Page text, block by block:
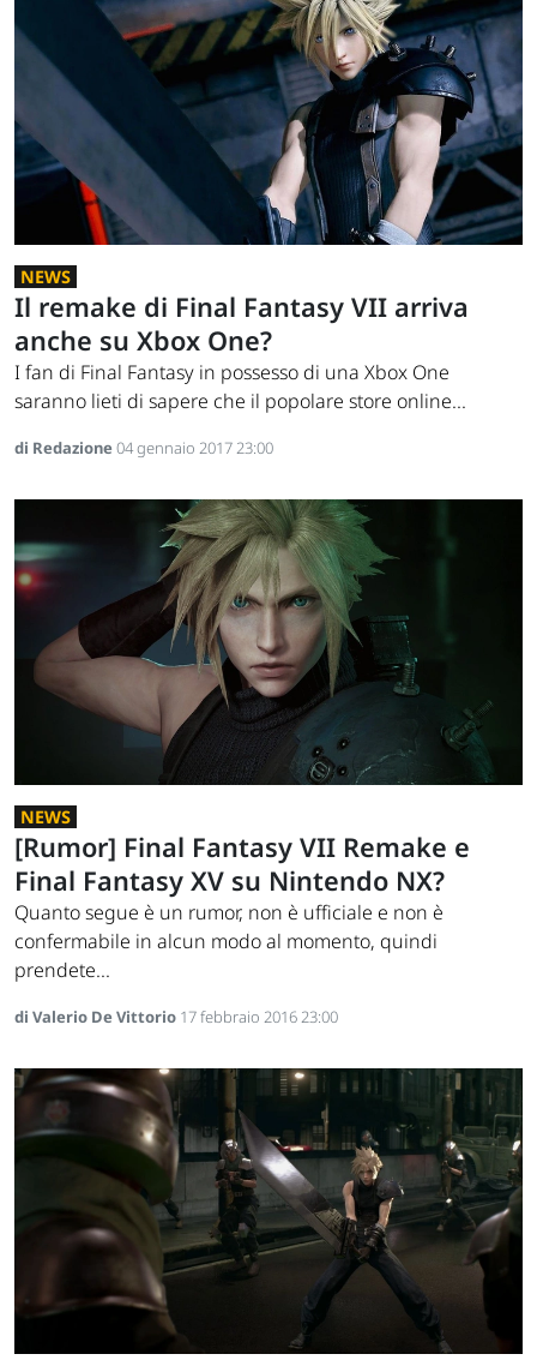
NEWS
Il remake di Final Fantasy VII arriva
anche su Xbox One?
I fan di Final Fantasy in possesso di una Xbox One
saranno lieti di sapere che il popolare store online...
di Redazione04 gennaio 2017 23:00
NEWS
[Rumor] Final Fantasy VII Remake e
Final Fantasy XV su Nintendo NX?
Quanto segue è un rumor, non è ufficiale e non è
confermabile in alcun modo al momento, quindi
prendete...
di Valerio De Vittorio 17 febbraio 2016 23:00